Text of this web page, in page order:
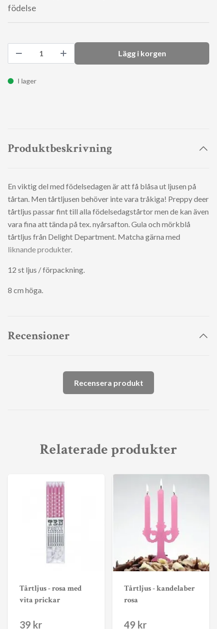
födelse
Lägg i korgen
I lager
Produktbeskrivning
En viktig del med födelsedagen är att få blåsa ut ljusen på
tårtan. Men tårtljusen behöver inte vara tråkiga! Preppy deer
tårtljus passar fint till alla födelsedagstårtor men de kan även
vara fina att tända på tex. nyårsafton. Gula och mörkblå
tårtljus från Delight Department. Matcha gärna med
liknande produkter.
12 st ljus / förpackning.
8 cm höga.
Recensioner
Recensera produkt
Relaterade produkter
Tårtljus - rosa med
vita prickar
39 kr
Tårtljus - kandelaber
rosa
49 kr